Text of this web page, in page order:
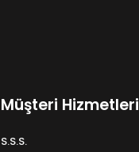
Müşteri Hizmetleri
S.S.S.